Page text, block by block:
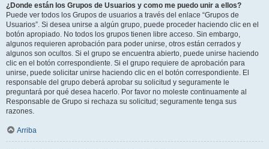
¿Donde están los Grupos de Usuarios y como me puedo unir a ellos?
Puede ver todos los Grupos de usuarios a través del enlace “Grupos de
Usuarios”. Si desea unirse a algún grupo, puede proceder haciendo clic en el
botón apropiado. No todos los grupos tienen libre acceso. Sin embargo,
algunos requieren aprobación para poder unirse, otros están cerrados y
algunos son ocultos. Si el grupo se encuentra abierto, puede unirse haciendo
clic en el botón correspondiente. Si el grupo requiere de aprobación para
unirse, puede solicitar unirse haciendo clic en el botón correspondiente. El
responsable del grupo deberá aprobar su solicitud y seguramente le
preguntará por qué desea hacerlo. Por favor no moleste continuamente al
Responsable de Grupo si rechaza su solicitud; seguramente tenga sus
razones.
Arriba